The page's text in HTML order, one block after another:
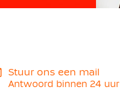
Stuur ons een mail
Antwoord binnen 24 uur